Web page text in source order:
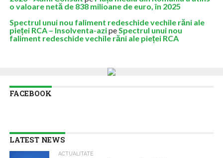
o valoare netă de 838 milioane de euro, în 2025
Spectrul unui nou faliment redeschide vechile răni ale
pieței RCA – Insolventa-azipeSpectrul unui nou
faliment redeschide vechile răni ale pieței RCA
FACEBOOK
LATEST NEWS
ACTUALITATE